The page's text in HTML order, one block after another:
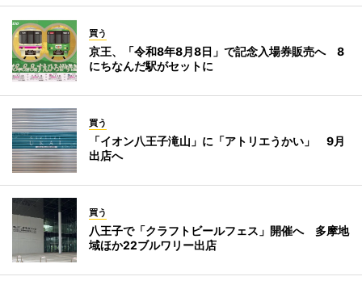
買う
京王、「令和8年8月8日」で記念入場券販売へ 8
にちなんだ駅がセットに
買う
「イオン八王子滝山」に「アトリエうかい」 9月
出店へ
買う
八王子で「クラフトビールフェス」開催へ 多摩地
域ほか22ブルワリー出店